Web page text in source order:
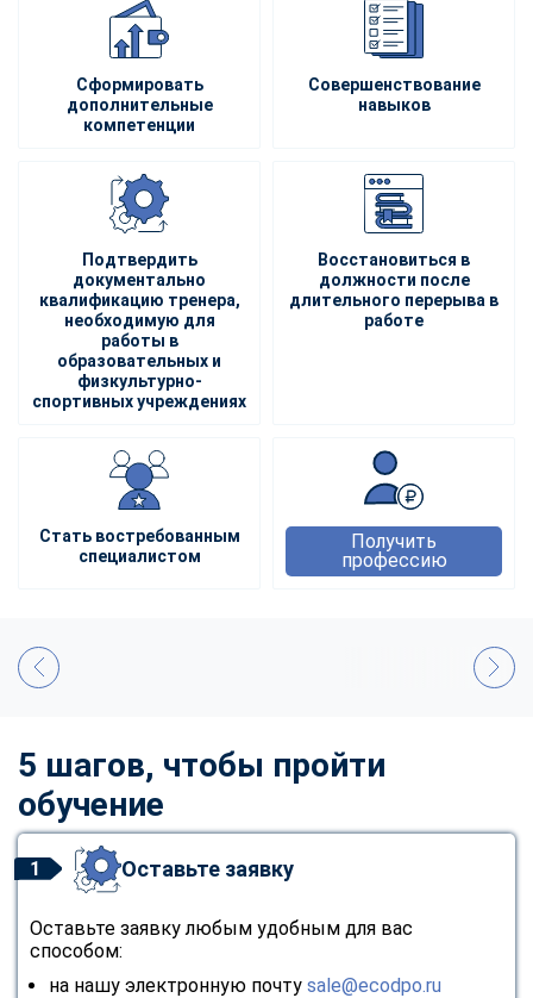
Сформировать
дополнительные
компетенции
Совершенствование
навыков
Подтвердить
документально
квалификацию тренера,
необходимую для
работы в
образовательных и
физкультурно-
спортивных учреждениях
Восстановиться в
должности после
длительного перерыва в
работе
Стать востребованным
специалистом
Получить
профессию
5 шагов, чтобы пройти
обучение
1 Оставьте заявку
Оставьте заявку любым удобным для вас
способом:
на нашу электронную почту sale@ecodpo.ru